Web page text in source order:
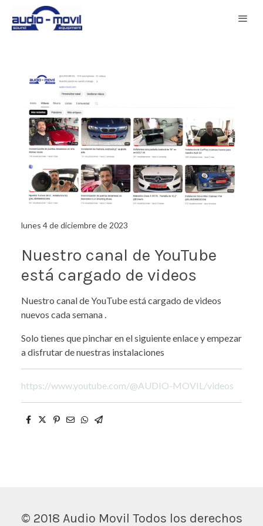
lunes 4 de diciembre de 2023
Nuestro canal de YouTube
está cargado de videos
Nuestro canal de YouTube está cargado de videos
nuevos cada semana .
Solo tienes que pinchar en el siguiente enlace y empezar
a disfrutar de nuestras instalaciones
https://www.youtube.com/@AUDIO-MOVIL/videos
© 2018 Audio Movil Todos los derechos